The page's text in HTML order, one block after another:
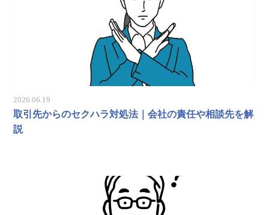
2026.06.19
取引先からのセクハラ対処法｜会社の責任や相談先を解
説